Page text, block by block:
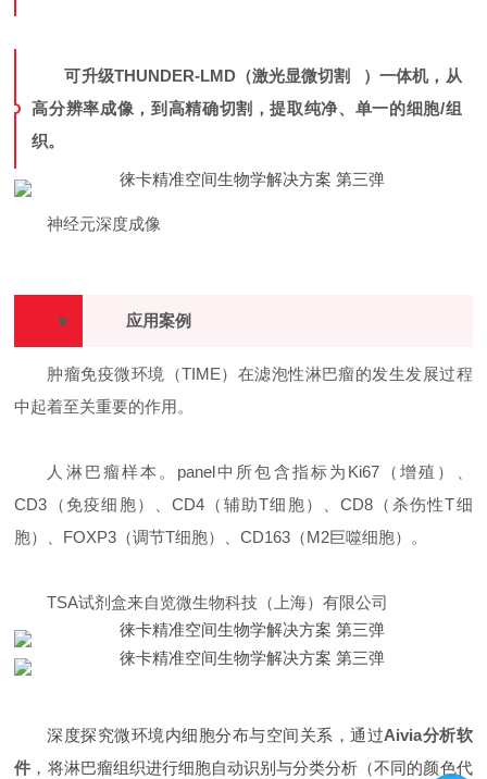
可升级THUNDER-LMD（激光显微切割
）一体机，从
高分辨率成像，到高精确切割，提取纯净、单一的细胞/组
织。
神经元深度成像
► 应用案例
肿瘤免疫微环境（TIME）在滤泡性淋巴瘤的发生发展过程
中起着至关重要的作用。
人淋巴瘤样本。panel中所包含指标为Ki67（增殖）、
CD3（免疫细胞）、CD4（辅助T细胞）、CD8（杀伤性T细
胞）、FOXP3（调节T细胞）、CD163（M2巨噬细胞）。
TSA试剂盒来自览微生物科技（上海）有限公司
深度探究微环境内细胞分布与空间关系，通过Aivia分析软
件 ，将淋巴瘤组织进行细胞自动识别与分类分析（不同的颜色代